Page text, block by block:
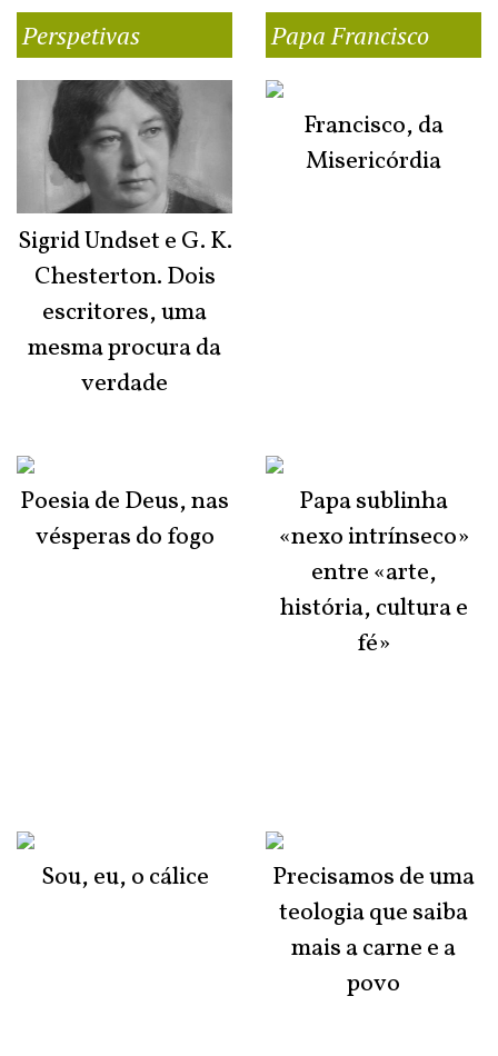
Perspetivas
Sigrid Undset e G. K.
Chesterton. Dois
escritores, uma
mesma procura da
verdade
Poesia de Deus, nas
vésperas do fogo
Sou, eu, o cálice
Papa Francisco
Francisco, da
Misericórdia
Papa sublinha
«nexo intrínseco»
entre «arte,
história, cultura e
fé»
Precisamos de uma
teologia que saiba
mais a carne e a
povo